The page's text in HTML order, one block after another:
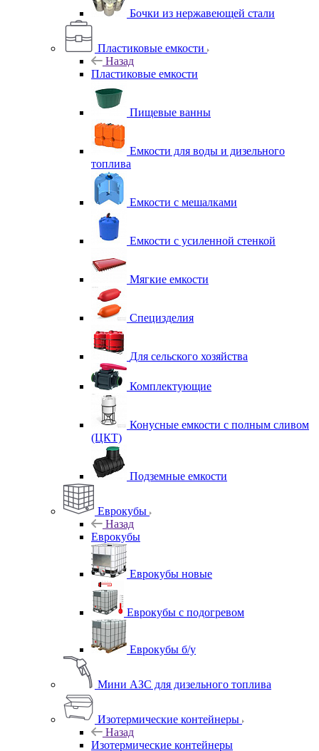
Бочки из нержавеющей стали
Пластиковые емкости
Назад
Пластиковые емкости
Пищевые ванны
Емкости для воды и дизельного
топлива
Емкости с мешалками
Емкости с усиленной стенкой
Мягкие емкости
Специзделия
Для сельского хозяйства
Комплектующие
Конусные емкости с полным сливом
(ЦКТ)
Подземные емкости
Еврокубы
Назад
Еврокубы
Еврокубы новые
Еврокубы с подогревом
Еврокубы б/у
Мини АЗС для дизельного топлива
Изотермические контейнеры
Назад
Изотермические контейнеры